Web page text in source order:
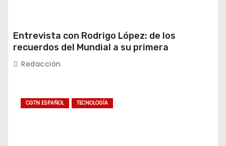
Entrevista con Rodrigo López: de los
recuerdos del Mundial a su primera
experiencia en China
Redacción
CGTN ESPAÑOL TECNOLOGÍA